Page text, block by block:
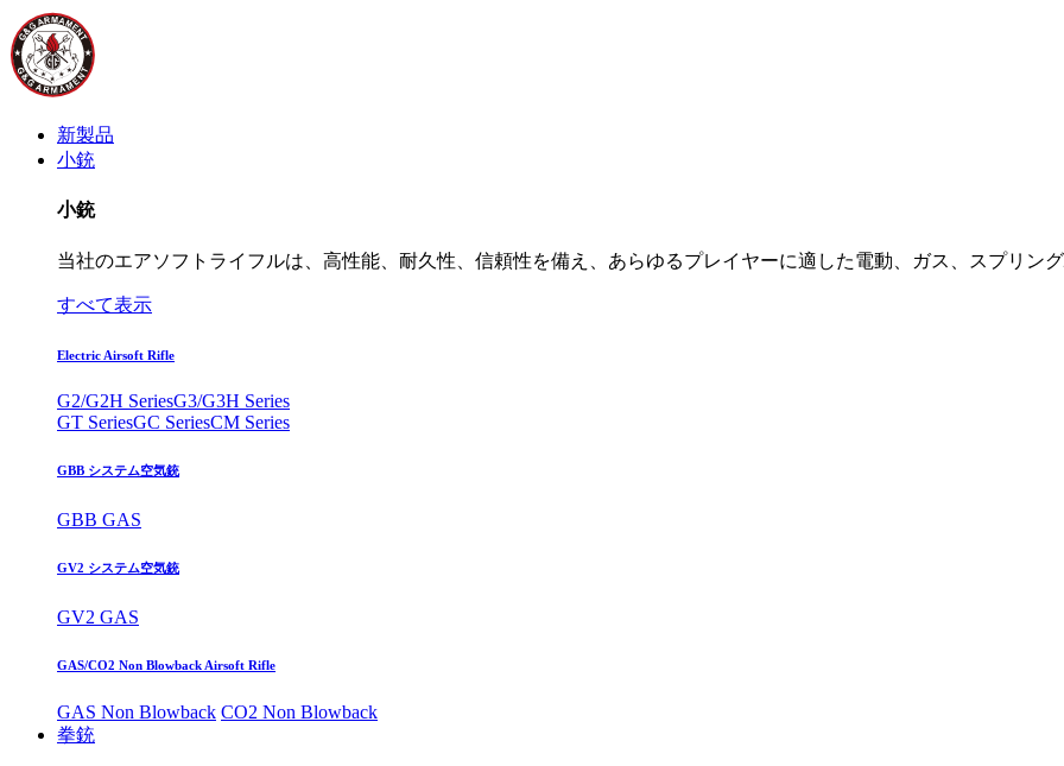
新製品
小銃
小銃
当社のエアソフトライフルは、高性能、耐久性、信頼性を備え、あらゆるプレイヤーに適した電動、ガス、スプリン
すべて表示
Electric Airsoft Rifle
G2/G2H SeriesG3/G3H Series
GT SeriesGC SeriesCM Series
GBB システム空気銃
GBB GAS
GV2 システム空気銃
GV2 GAS
GAS/CO2 Non Blowback Airsoft Rifle
GAS Non Blowback CO2 Non Blowback
拳銃